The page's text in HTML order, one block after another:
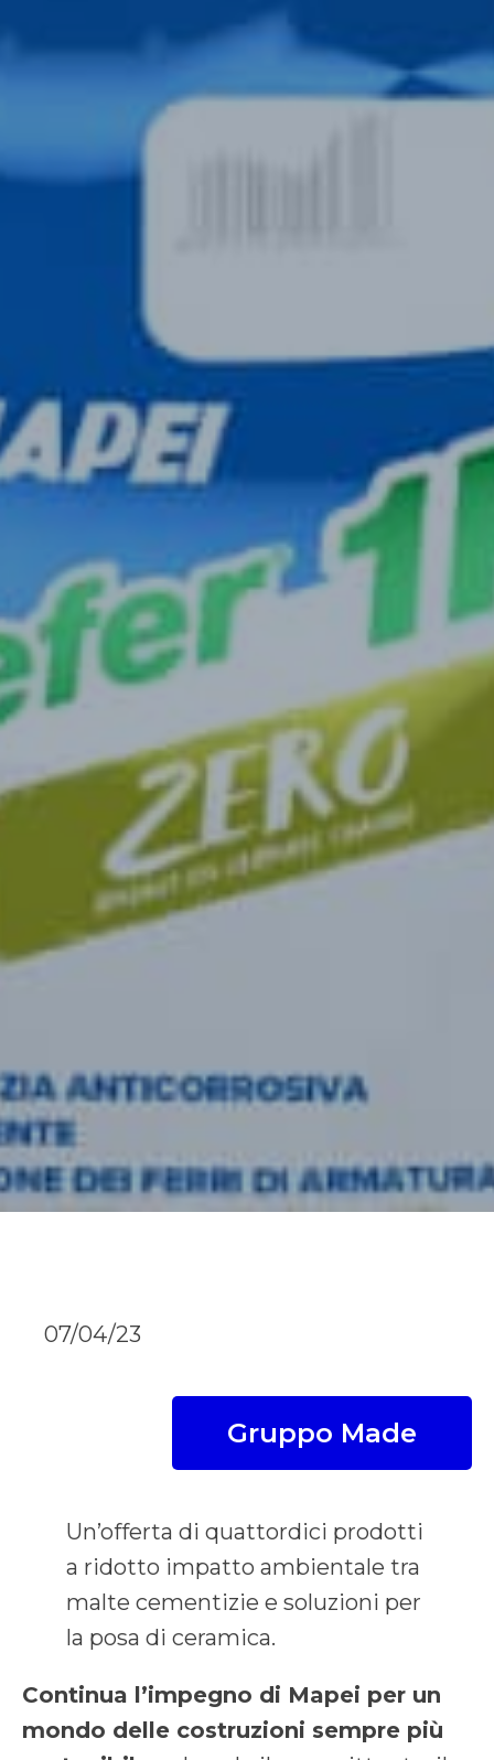
07/04/23
Gruppo Made
Un’offerta di quattordici prodotti
a ridotto impatto ambientale tra
malte cementizie e soluzioni per
la posa di ceramica.
Continua l’impegno di Mapei per un
mondo delle costruzioni sempre più